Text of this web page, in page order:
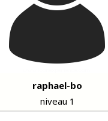
raphael-bo
niveau 1